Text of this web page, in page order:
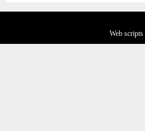
Web scripts